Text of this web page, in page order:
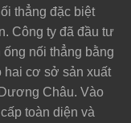
thẳng đặc biệt
Công ty đã đầu tư
nối thẳng bằng
hai cơ sở sản xuất
Châu. Vào
toàn diện và